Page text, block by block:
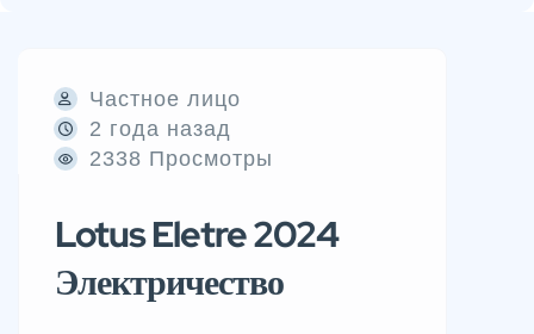
Частное лицо
2 года назад
2338 Просмотры
Lotus Eletre 2024
Электричество